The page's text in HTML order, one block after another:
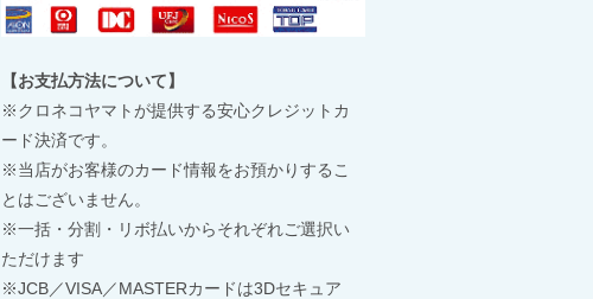
【お支払方法について】
※クロネコヤマトが提供する安心クレジットカ
ード決済です。
※当店がお客様のカード情報をお預かりするこ
とはございません。
※一括・分割・リボ払いからそれぞれご選択い
ただけます
※JCB／VISA／MASTERカードは3Dセキュア